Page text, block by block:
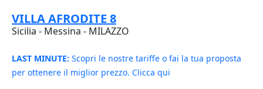
VILLA AFRODITE 8
Sicilia - Messina - MILAZZO
LAST MINUTE: Scopri le nostre tariffe o fai la tua proposta
per ottenere il miglior prezzo. Clicca qui